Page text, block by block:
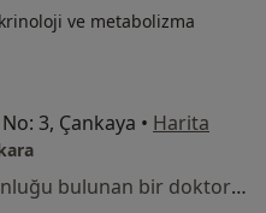
ve metabolizma
3, Çankaya • Harita
Bu kurumda online uygunluğu bulunan bir doktor veya uzman bulunamadı